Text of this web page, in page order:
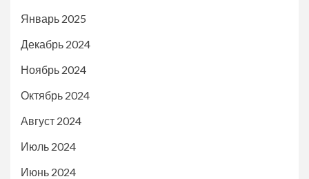
Январь 2025
Декабрь 2024
Ноябрь 2024
Октябрь 2024
Август 2024
Июль 2024
Июнь 2024